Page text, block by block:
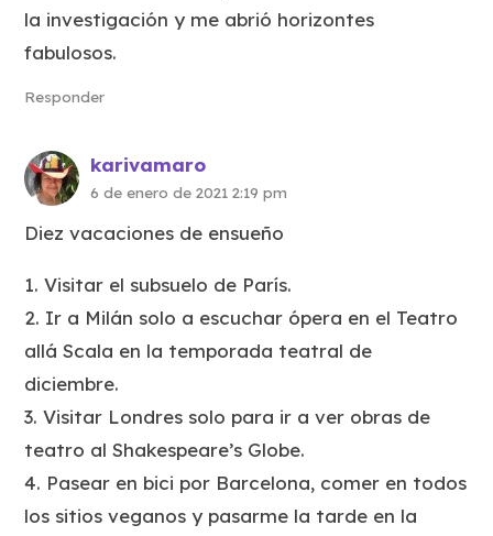
la investigación y me abrió horizontes
fabulosos.
Responder
karivamaro
6 de enero de 2021 2:19 pm
Diez vacaciones de ensueño
1. Visitar el subsuelo de París.
2. Ir a Milán solo a escuchar ópera en el Teatro
allá Scala en la temporada teatral de
diciembre.
3. Visitar Londres solo para ir a ver obras de
teatro al Shakespeare’s Globe.
4. Pasear en bici por Barcelona, comer en todos
los sitios veganos y pasarme la tarde en la